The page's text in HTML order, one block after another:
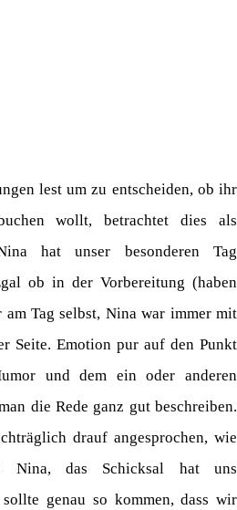
lest um zu entscheiden, ob ihr
wollt, betrachtet dies als
hat unser besonderen Tag
ob in der Vorbereitung (haben
am Tag selbst, Nina war immer mit
Seite. Emotion pur auf den Punkt
und dem ein oder anderen
die Rede ganz gut beschreiben.
drauf angesprochen, wie
das Schicksal hat uns
genau so kommen, dass wir